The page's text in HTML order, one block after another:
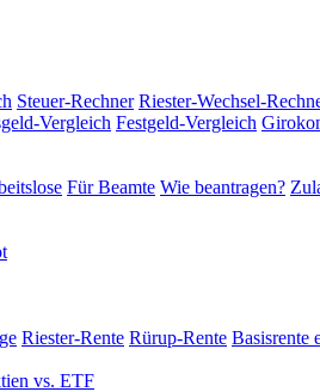
Steuer-Rechner Riester-Wechsel-
Vergleich Festgeld-Vergleich
Für Beamte Wie beantragen?
Riester-Rente Rürup-Rente Basisrente
vs. ETF